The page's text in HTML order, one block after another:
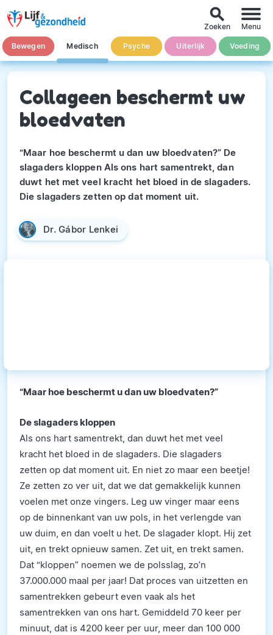
Bewegen Medisch Psyche Uiterlijk Voeding
search
Zoeken Menu
Collageen beschermt uw
bloedvaten
“Maar hoe beschermt u dan uw bloedvaten?” De
slagaders kloppen Als ons hart samentrekt, dan
duwt het met veel kracht het bloed in de slagaders.
Die slagaders zetten op dat moment uit.
Dr. Gábor Lenkei
“Maar hoe beschermt u dan uw bloedvaten?”
De slagaders kloppen
Als ons hart samentrekt, dan duwt het met veel
kracht het bloed in de slagaders. Die slagaders
zetten op dat moment uit. En niet zo maar een beetje!
Ze zetten zo ver uit, dat we dat gemakkelijk kunnen
voelen met onze vingers. Leg uw vinger maar eens
op de binnenkant van uw pols, in het verlengde van
uw duim, en dan voelt u het. De slagader klopt. Hij zet
uit, en trekt opnieuw samen. Zet uit, en trekt samen.
Dat “kloppen” noemen we de polsslag, zo’n
37.000.000 maal per jaar! Dat proces van uitzetten en
samentrekken gebeurt even vaak als het
samentrekken van ons hart. Gemiddeld 70 keer per
minuut, dat is 4200 keer per uur, meer dan 100 000